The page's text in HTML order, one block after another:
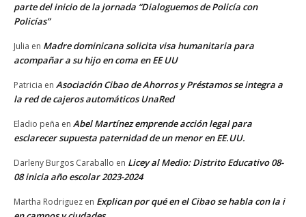
parte del inicio de la jornada “Dialoguemos de Policía con
Policías”
Julia en Madre dominicana solicita visa humanitaria para
acompañar a su hijo en coma en EE UU
Patricia en Asociación Cibao de Ahorros y Préstamos se integra a
la red de cajeros automáticos UnaRed
Eladio peña en Abel Martínez emprende acción legal para
esclarecer supuesta paternidad de un menor en EE.UU.
Darleny Burgos Caraballo en Licey al Medio: Distrito Educativo 08-
08 inicia año escolar 2023-2024
Martha Rodriguez en Explican por qué en el Cibao se habla con la i